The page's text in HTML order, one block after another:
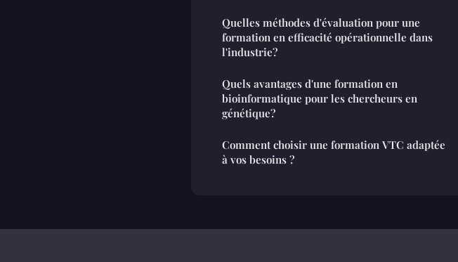
Quelles méthodes d'évaluation pour une
formation en efficacité opérationnelle dans
l'industrie?
Quels avantages d'une formation en
bioinformatique pour les chercheurs en
génétique?
Comment choisir une formation VTC adaptée
à vos besoins ?